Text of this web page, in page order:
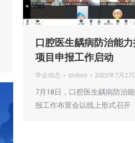
口腔医生龋病防治能
项目申报工作启动
学会动态 cndent 2022年7月27
7月18日，口腔医生龋病防治
报工作布置会以线上形式召开